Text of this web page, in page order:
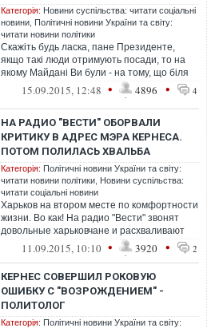
Категорія: Новини суспільства: читати соціальні
новини Політичні новини України та світу:
читати новини політики
Скажіть будь ласка, пане Президенте,
якщо такі люди отримують посади, то на
якому Майдані Ви були - на тому, що біля
Головпоштамту, чи на тому, що пор...
15.09.2015, 12:48 • 4896 • 4
НА РАДИО "ВЕСТИ" ОБОРВАЛИ
КРИТИКУ В АДРЕС МЭРА КЕРНЕСА.
ПОТОМ ПОЛИЛАСЬ ХВАЛЬБА
Категорія: Політичні новини України та світу:
читати новини політики Новини суспільства:
читати соціальні новини
Харьков на втором месте по комфортности
жизни. Во как! На радио "Вести" звонят
довольные харьковчане и расхваливают
Кернеса11.09.2015, 10:10 • 3920 • 2
КЕРНЕС СОВЕРШИЛ РОКОВУЮ
ОШИБКУ С "ВОЗРОЖДЕНИЕМ" -
ПОЛИТОЛОГ
Категорія: Політичні новини України та світу: